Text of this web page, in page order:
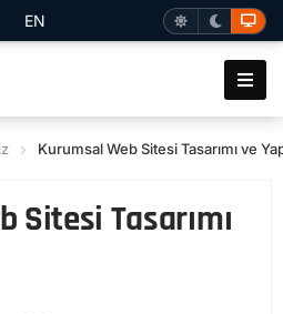
EN
Kurumsal Web Sitesi Tasarımı ve
Sitesi Tasarımı